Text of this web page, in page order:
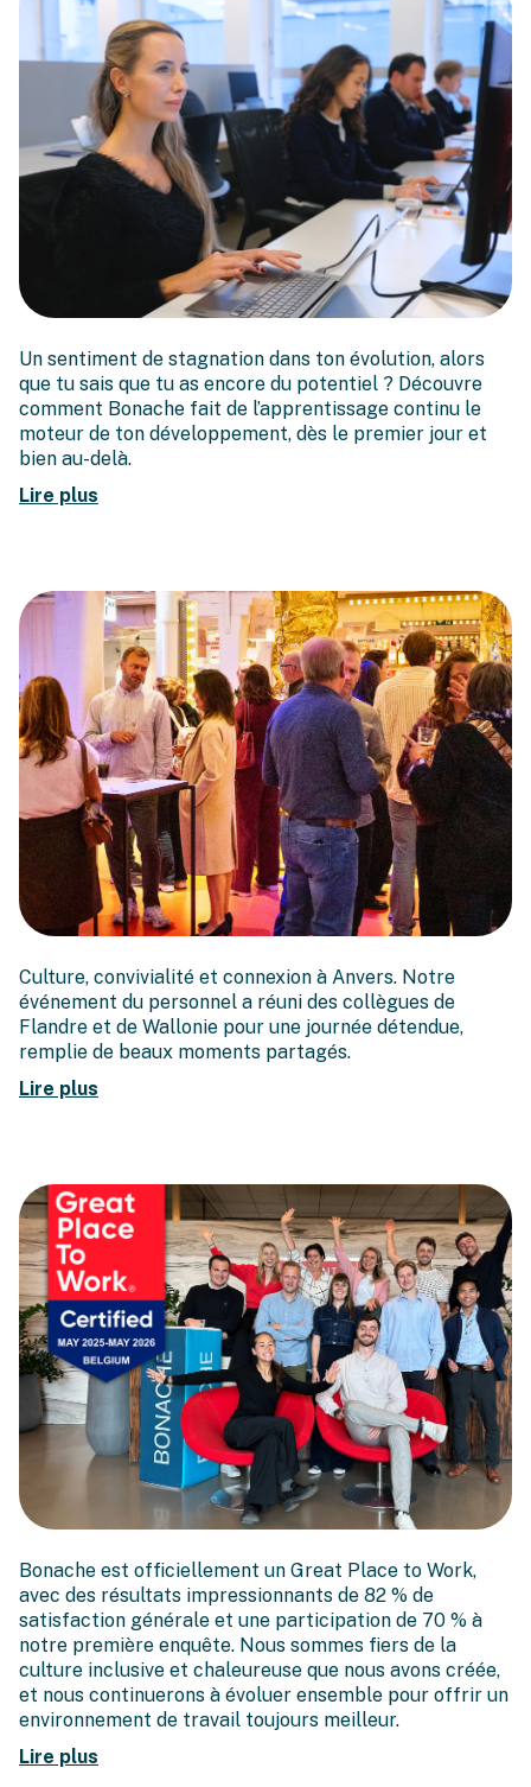
l'apprentissage continu
comme outil d'onboarding
Un sentiment de stagnation dans ton évolution, alors
que tu sais que tu as encore du potentiel ? Découvre
comment Bonache fait de l’apprentissage continu le
moteur de ton développement, dès le premier jour et
bien au-delà.
Lire plus
réussie à Anvers
Culture, convivialité et connexion à Anvers. Notre
événement du personnel a réuni des collègues de
Flandre et de Wallonie pour une journée détendue,
remplie de beaux moments partagés.
Lire plus
un Great Place to Work !
Bonache est officiellement un Great Place to Work,
avec des résultats impressionnants de 82 % de
satisfaction générale et une participation de 70 % à
notre première enquête. Nous sommes fiers de la
culture inclusive et chaleureuse que nous avons créée,
et nous continuerons à évoluer ensemble pour offrir un
environnement de travail toujours meilleur.
Lire plus